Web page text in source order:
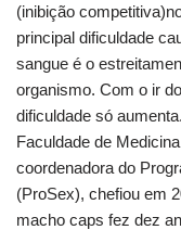
(inibição
principal dificuldade
sangue é o
organismo. Com o ir
dificuldade só
Faculdade de
coordenadora do
(ProSex), chefiou em
macho caps fez dez